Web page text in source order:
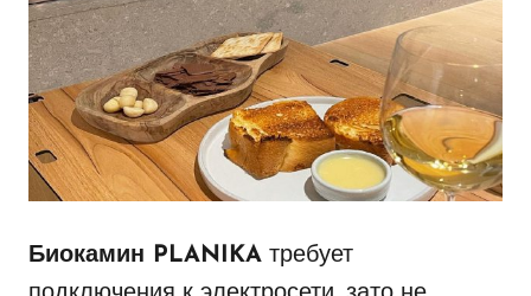
Биокамин PLANIKA требует